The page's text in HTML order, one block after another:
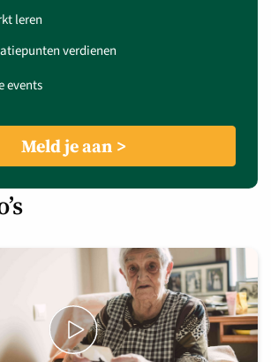
leren
verdienen
events
Meld je aan